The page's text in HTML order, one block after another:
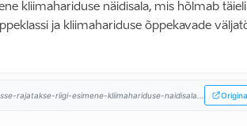
kliimahariduse näidisala, mis hõlmab
ja kliimahariduse õppekavade
rajatakse-riigi-esimene-kliimahariduse-naidisala...